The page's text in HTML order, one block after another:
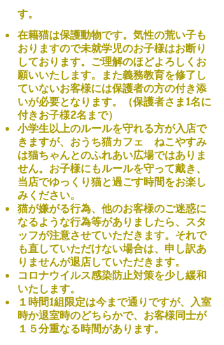
す。
​在籍猫は保護動物です。気性の荒い子も
おりますので未就学児のお子様はお断り
しております。ご理解のほどよろしくお
願いいたします。また義務教育を修了し
ていないお客様には保護者の方の付き添
いが必要となります。（保護者さま1名に
付きお子様2名まで）
小学生以上のルールを守れる方が入店で
きますが、おうち猫カフェ ねこやすみ
は猫ちゃんとのふれあい広場ではありま
せん。お子様にもルールを守って戴き、
当店でゆっくり猫と過ごす時間をお楽し
みください。
猫が嫌がる行為、​他のお客様のご迷惑に
なるような行為等がありましたら、スタ
ッフが注意させていただきます。それで
も直していただけない場合は、申し訳あ
りませんが退店していただきます。
コロナウイルス感染防止対策を少し緩和
いたします。
​１時間1組限定は今まで通りですが、 入室
時か退室時のどちらかで、 お客様同士が
１５分重なる時間があります。